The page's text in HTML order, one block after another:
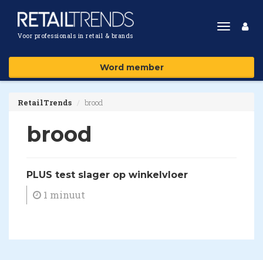
Voor professionals in retail & brands
Toggle
Word member
RetailTrends brood
brood
PLUS test slager op winkelvloer
1 minuut